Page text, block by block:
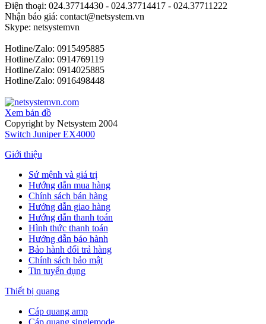
Điện thoại: 024.37714430 - 024.37714417 - 024.37711222
Nhận báo giá: contact@netsystem.vn
Skype: netsystemvn
Hotline/Zalo: 0915495885
Hotline/Zalo: 0914769119
Hotline/Zalo: 0914025885
Hotline/Zalo: 0916498448
Xem bản đồ
Copyright by Netsystem 2004
Switch Juniper EX4000
Giới thiệu
Sứ mệnh và giá trị
Hướng dẫn mua hàng
Chính sách bán hàng
Hướng dẫn giao hàng
Hướng dẫn thanh toán
Hình thức thanh toán
Hướng dẫn bảo hành
Bảo hành đổi trả hàng
Chính sách bảo mật
Tin tuyển dụng
Thiết bị quang
Cáp quang amp
Cáp quang singlemode